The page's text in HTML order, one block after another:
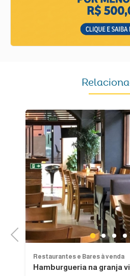
Previous 1 2 3 4
Restaurantes e Bares à venda
Hamburgueria na granja